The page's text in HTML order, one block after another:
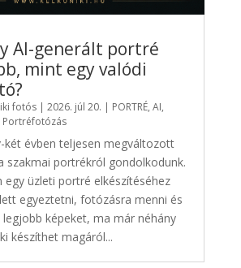
AI-generált portré
mint egy valódi
fotós| 2026. júl 20. | PORTRÉ, AI,
Portréfotózás
két évben teljesen megváltozott
szakmai portrékról gondolkodunk.
egy üzleti portré elkészítéséhez
egyeztetni, fotózásra menni és
legjobb képeket, ma már néhány
készíthet magáról...